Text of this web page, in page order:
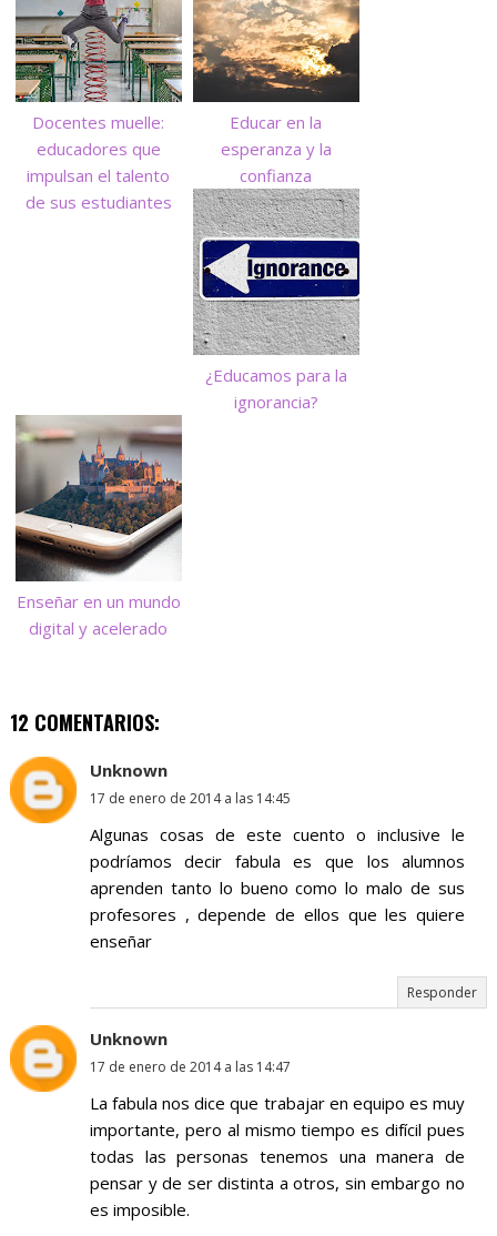
Docentes muelle:
educadores que
impulsan el talento
de sus estudiantes
Educar en la
esperanza y la
confianza
¿Educamos para la
ignorancia?
Enseñar en un mundo
digital y acelerado
12 COMENTARIOS:
Unknown
17 de enero de 2014 a las 14:45
Algunas cosas de este cuento o inclusive le
podríamos decir fabula es que los alumnos
aprenden tanto lo bueno como lo malo de sus
profesores , depende de ellos que les quiere
enseñar
Responder
Unknown
17 de enero de 2014 a las 14:47
La fabula nos dice que trabajar en equipo es muy
importante, pero al mismo tiempo es difícil pues
todas las personas tenemos una manera de
pensar y de ser distinta a otros, sin embargo no
es imposible.